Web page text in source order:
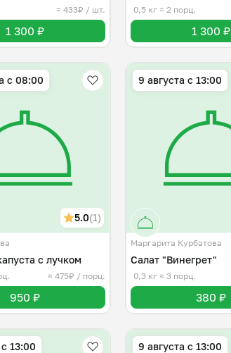
≈ 433₽ / шт.
1 300 ₽
0,5 кг≈ 2 порц.
1 300 ₽
с 08:00
5.0(1)
с лучком
≈ 475₽ / порц.
950 ₽
9 августа с 13:00
Маргарита Курбатова
Салат "Винегрет"
0,3 кг≈ 3 порц.
380 ₽
13:00 9 августа с 13:00